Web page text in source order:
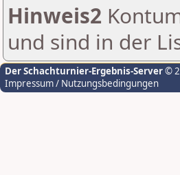
Hinweis2
und sind in der
Der Schachturnier-Ergebnis-Server©
Impressum / Nutzungsbedingungen